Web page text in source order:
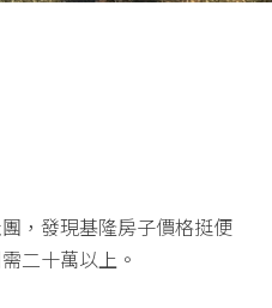
，發現基隆房子價格挺便
二十萬以上。